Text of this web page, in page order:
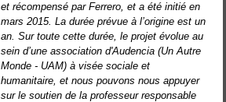
et récompensé par Ferrero, et a été initié en
mars 2015. La durée prévue à l’origine est un
an. Sur toute cette durée, le projet évolue au
sein d’une association d'Audencia (Un Autre
Monde - UAM) à visée sociale et
humanitaire, et nous pouvons nous appuyer
sur le soutien de la professeur responsable